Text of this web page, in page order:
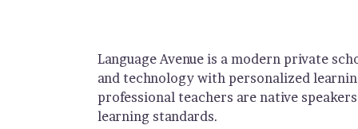
Language Avenue is a modern private
and technology with personalized
professional teachers are native
learning standards.